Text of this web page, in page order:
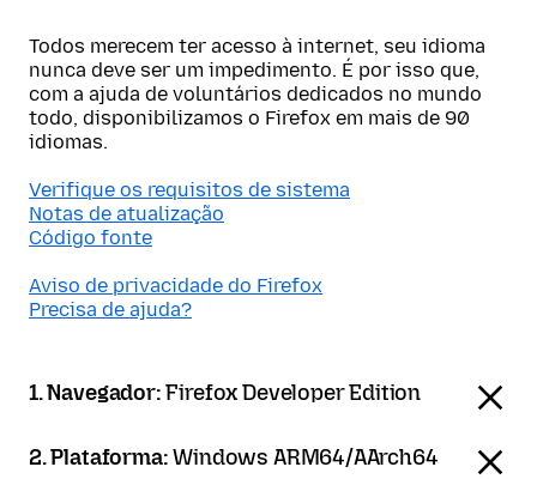
Todos merecem ter acesso à internet, seu idioma
nunca deve ser um impedimento. É por isso que,
com a ajuda de voluntários dedicados no mundo
todo, disponibilizamos o Firefox em mais de 90
idiomas.
Verifique os requisitos de sistema
Notas de atualização
Código fonte
Aviso de privacidade do Firefox
Precisa de ajuda?
1. Navegador:Firefox Developer Edition
2. Plataforma:Windows ARM64/AArch64